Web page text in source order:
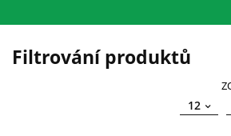
Filtrování produktů
12